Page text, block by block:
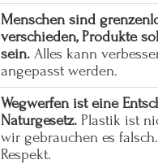
Menschen sind
verschieden, Produkte
sein. Alles kann
angepasst werden.
Wegwerfen ist eine
Naturgesetz. Plastik ist
wir gebrauchen es
Respekt.